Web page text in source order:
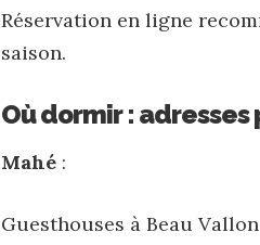
Réservation en ligne
saison.
Où dormir :
Mahé :
Guesthouses à Beau